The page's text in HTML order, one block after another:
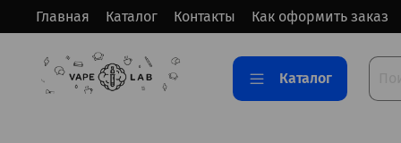
Главная Каталог Контакты Как оформить заказ
Каталог